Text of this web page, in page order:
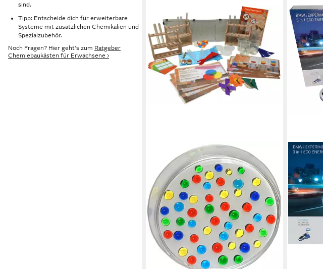
sind.
Tipp: Entscheide dich für erweiterbare
Systeme mit zusätzlichen Chemikalien und
Spezialzubehör.
Noch Fragen? Hier geht's zum Ratgeber
Chemiebaukästen für Erwachsene ›